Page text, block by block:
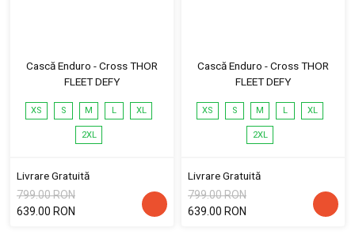
Cască Enduro - Cross THOR
FLEET DEFY
XS S M L XL
2XL
Livrare Gratuită
799.00 RON
639.00 RON
Cască Enduro - Cross THOR
FLEET DEFY
XS S M L XL
2XL
Livrare Gratuită
799.00 RON
639.00 RON